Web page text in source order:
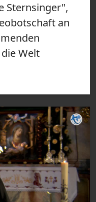
Sternsinger",
an
Welt